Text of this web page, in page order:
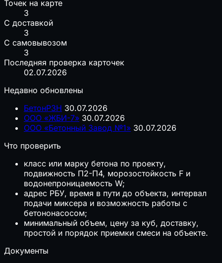
Точек на карте
3
С доставкой
3
С самовывозом
3
Последняя проверка карточек
02.07.2026
Недавно обновлены
БетонРЗН 30.07.2026
ООО «ЖБИ-7» 30.07.2026
ООО «Бетонный Завод №1» 30.07.2026
Что проверить
класс или марку бетона по проекту,
подвижность П2-П4, морозостойкость F и
водонепроницаемость W;
адрес РБУ, время в пути до объекта, интервал
подачи миксера и возможность работы с
бетононасосом;
минимальный объем, цену за куб, доставку,
простой и порядок приемки смеси на объекте.
Документы